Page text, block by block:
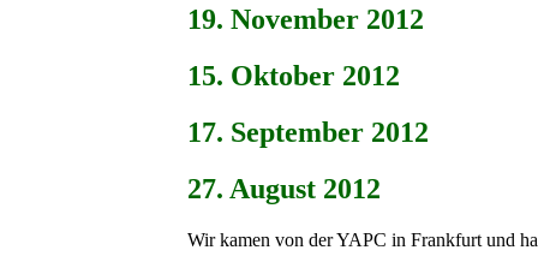
19. November 2012
15. Oktober 2012
17. September 2012
27. August 2012
Wir kamen von der YAPC in Frankfurt und